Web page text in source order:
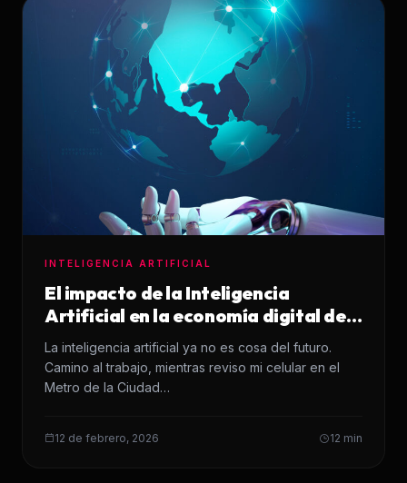
INTELIGENCIA ARTIFICIAL
El impacto de la Inteligencia
Artificial en la economía digital de
México
La inteligencia artificial ya no es cosa del futuro.
Camino al trabajo, mientras reviso mi celular en el
Metro de la Ciudad…
12 de febrero, 2026 12 min